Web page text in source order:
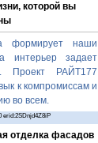
которой вы
формирует наши
интерьер задает
Проект РАЙТ177
к компромиссам и
во всем.
отделка фасадов